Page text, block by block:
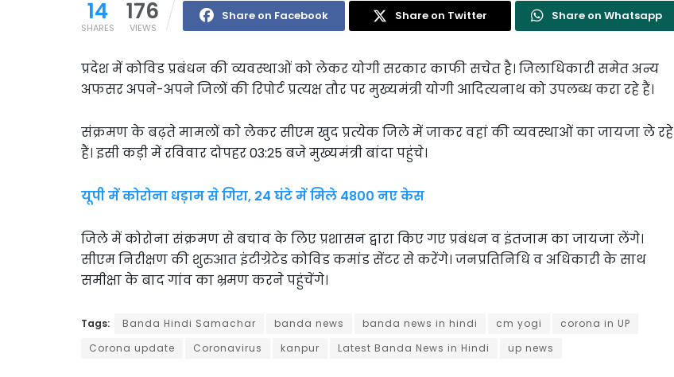
14
SHARES
176
VIEWS
Share on Facebook Share on Twitter Share on Whatsapp
प्रदेश में कोविड प्रबंधन की व्यवस्थाओं को लेकर योगी सरकार काफी सचेत है। जिलाधिकारी समेत अन्य
अफसर अपने-अपने जिलों की रिपोर्ट प्रत्यक्ष तौर पर मुख्यमंत्री योगी आदित्यनाथ को उपलब्ध करा रहे हैं।
संक्रमण के बढ़ते मामलों काे लेकर सीएम खुद प्रत्येक जिले में जाकर वहां की व्यवस्थाओं का जायजा ले रहे
हैं। इसी कड़ी में रविवार दोपहर 03:25 बजे मुख्यमंत्री बांदा पहुंचे।
यूपी में कोरोना धड़ाम से गिरा, 24 घंटे में मिले 4800 नए केस
जिले में कोरोना संक्रमण से बचाव के लिए प्रशासन द्वारा किए गए प्रबंधन व इंतजाम का जायजा लेंगे।
सीएम निरीक्षण की शुरुआत इंटीग्रेटेड कोविड कमांड सेंटर से करेंगे। जनप्रतिनिधि व अधिकारी के साथ
समीक्षा के बाद गांव का भ्रमण करने पहुंचेंगे।
Tags: Banda Hindi Samachar banda news banda news in hindi cm yogi
corona in UP
Corona update
Coronavirus kanpur Latest Banda News in Hindi up news